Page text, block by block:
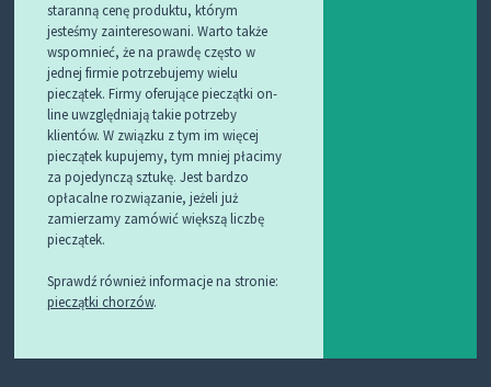
staranną cenę produktu, którym
jesteśmy zainteresowani. Warto także
wspomnieć, że na prawdę często w
jednej firmie potrzebujemy wielu
pieczątek. Firmy oferujące pieczątki on-
line uwzględniają takie potrzeby
klientów. W związku z tym im więcej
pieczątek kupujemy, tym mniej płacimy
za pojedynczą sztukę. Jest bardzo
opłacalne rozwiązanie, jeżeli już
zamierzamy zamówić większą liczbę
pieczątek.
Sprawdź również informacje na stronie:
pieczątki chorzów.